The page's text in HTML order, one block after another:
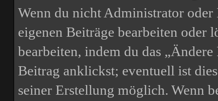
Wenn du nicht Administrator
eigenen Beiträge bearbeiten oder
bearbeiten, indem du das
Beitrag anklickst; eventuell ist
seiner Erstellung möglich. Wenn